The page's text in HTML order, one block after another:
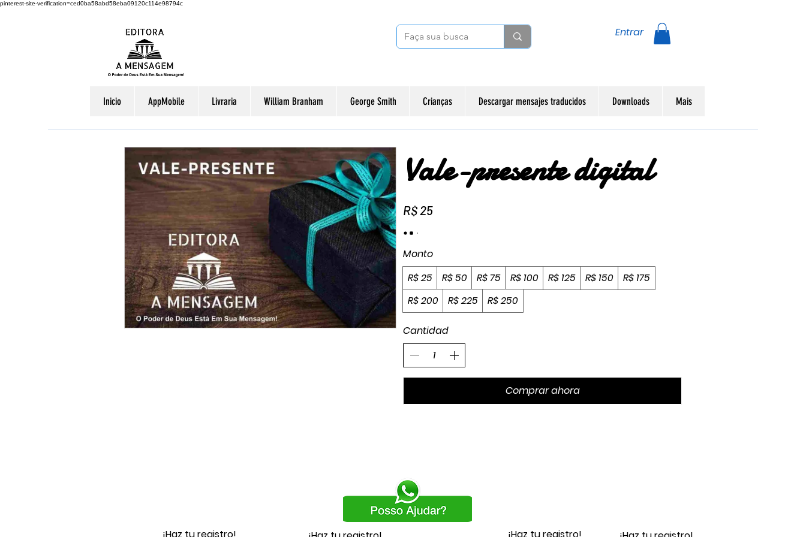
pinterest-site-verification=ced0ba58abd58eba09120c114e98794c
Entrar
Inicio AppMobile Livraria William Branham George Smith Crianças Descargar mensajes traducidos Downloads Mais
Vale-presente digital
R$ 25
Monto
R$ 25
R$ 50 R$ 75 R$ 100 R$ 125 R$ 150
R$ 175
R$ 200
R$ 225 R$ 250
Cantidad
Comprar ahora